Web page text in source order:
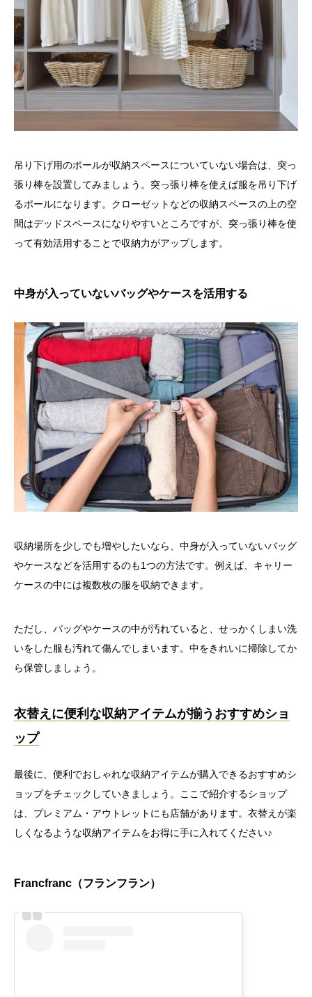
吊り下げ用のポールが収納スペースについていない場合は、突っ
張り棒を設置してみましょう。突っ張り棒を使えば服を吊り下げ
るポールになります。クローゼットなどの収納スペースの上の空
間はデッドスペースになりやすいところですが、突っ張り棒を使
って有効活用することで収納力がアップします。
中身が入っていないバッグやケースを活用する
収納場所を少しでも増やしたいなら、中身が入っていないバッグ
やケースなどを活用するのも1つの方法です。例えば、キャリー
ケースの中には複数枚の服を収納できます。
ただし、バッグやケースの中が汚れていると、せっかくしまい洗
いをした服も汚れて傷んでしまいます。中をきれいに掃除してか
ら保管しましょう。
衣替えに便利な収納アイテムが揃うおすすめショ
ップ
最後に、便利でおしゃれな収納アイテムが購入できるおすすめシ
ョップをチェックしていきましょう。ここで紹介するショップ
は、プレミアム・アウトレットにも店舗があります。衣替えが楽
しくなるような収納アイテムをお得に手に入れてください♪
Francfranc（フランフラン）